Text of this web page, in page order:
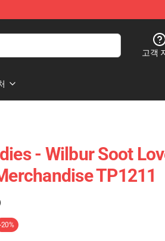
고객
- Wilbur Soot
TP1211
-20%